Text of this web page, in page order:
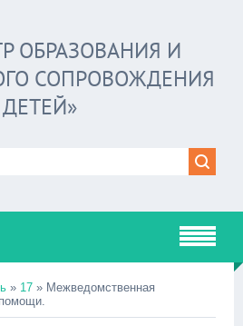
ОБРАЗОВАНИЯ И
СОПРОВОЖДЕНИЯ
ДЕТЕЙ»
» 17 » Межведомственная